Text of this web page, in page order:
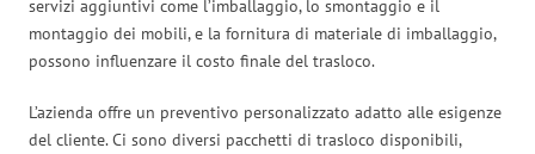
servizi aggiuntivi come l’imballaggio, lo smontaggio e il
montaggio dei mobili, e la fornitura di materiale di imballaggio,
possono influenzare il costo finale del trasloco.
L’azienda offre un preventivo personalizzato adatto alle esigenze
del cliente. Ci sono diversi pacchetti di trasloco disponibili,